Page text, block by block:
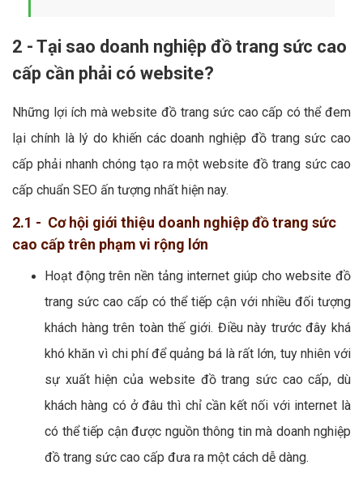
2 - Tại sao doanh nghiệp đồ trang sức cao
cấp cần phải có website?
Những lợi ích mà website đồ trang sức cao cấp có thể đem
lại chính là lý do khiến các doanh nghiệp đồ trang sức cao
cấp phải nhanh chóng tạo ra một website đồ trang sức cao
cấp chuẩn SEO ấn tượng nhất hiện nay.
2.1 - Cơ hội giới thiệu doanh nghiệp đồ trang sức
cao cấp trên phạm vi rộng lớn
Hoạt động trên nền tảng internet giúp cho website đồ
trang sức cao cấp có thể tiếp cận với nhiều đối tượng
khách hàng trên toàn thế giới. Điều này trước đây khá
khó khăn vì chi phí để quảng bá là rất lớn, tuy nhiên với
sự xuất hiện của website đồ trang sức cao cấp, dù
khách hàng có ở đâu thì chỉ cần kết nối với internet là
có thể tiếp cận được nguồn thông tin mà doanh nghiệp
đồ trang sức cao cấp đưa ra một cách dễ dàng.